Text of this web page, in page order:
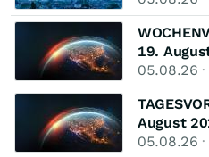
19.
05.08.26
August
05.08.26